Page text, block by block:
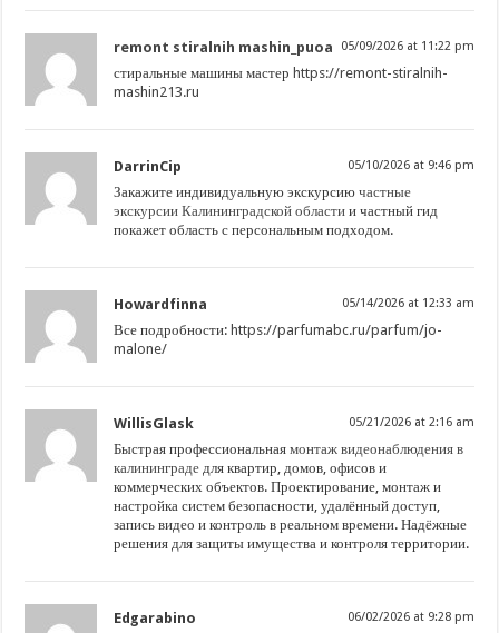
remont stiralnih mashin_puoa 05/09/2026 at 11:22 pm
стиральные машины мастер https://remont-stiralnih-
mashin213.ru
DarrinCip 05/10/2026 at 9:46 pm
Закажите индивидуальную экскурсиючастные
экскурсии Калининградской области и частный гид
покажет область с персональным подходом.
Howardfinna 05/14/2026 at 12:33 am
Все подробности: https://parfumabc.ru/parfum/jo-
malone/
WillisGlask 05/21/2026 at 2:16 am
Быстрая профессиональнаямонтаж видеонаблюдения в
калининграде для квартир, домов, офисов и
коммерческих объектов. Проектирование, монтаж и
настройка систем безопасности, удалённый доступ,
запись видео и контроль в реальном времени. Надёжные
решения для защиты имущества и контроля территории.
Edgarabino 06/02/2026 at 9:28 pm